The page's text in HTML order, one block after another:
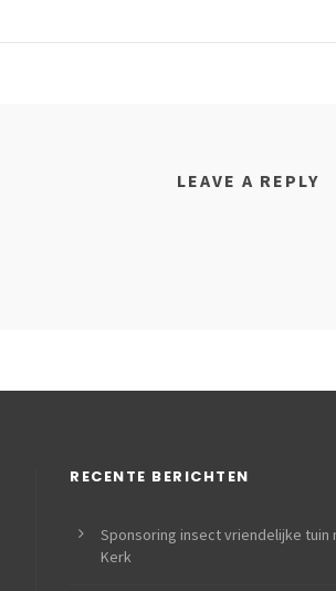
LEAVE A REPLY
RECENTE BERICHTEN
Sponsoring insect vriendelijke tuin
Kerk